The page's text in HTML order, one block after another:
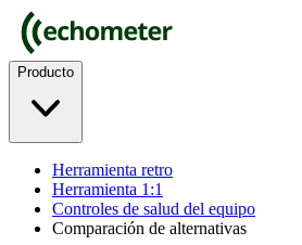
Producto
Herramienta retro
Herramienta 1:1
Controles de salud del equipo
Comparación de alternativas